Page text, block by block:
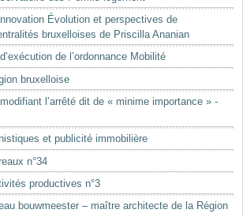
Évolution et perspectives de
bruxelloises de Priscilla Ananian
de l’ordonnance Mobilité
bruxelloise
l’arrêté dit de « minime importance » -
et publicité immobilière
n°34
productives n°3
bouwmeester – maître architecte de la Région